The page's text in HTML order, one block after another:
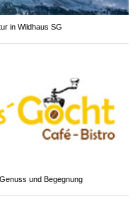
in Wildhaus SG
und Begegnung